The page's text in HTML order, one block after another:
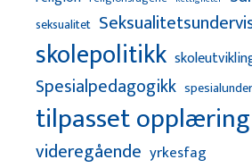
seksualitet
skolepolitikk
Spesialpedagogikk
tilpasset opplæring
videregående yrkesfag